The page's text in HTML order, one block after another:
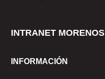
INTRANET MORENOS
INFORMACIÓN